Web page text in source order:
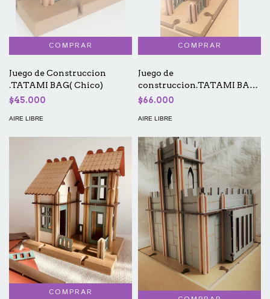
Juego de Construccion
.TATAMI BAG( Chico)
$45.000
AIRE LIBRE
Juego de
construccion.TATAMI BAG
(mediana)
$66.000
AIRE LIBRE